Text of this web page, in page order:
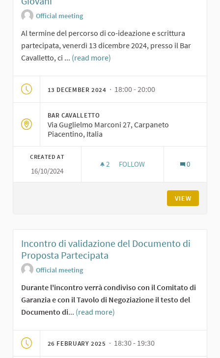
Official meeting
Al termine del percorso di co-ideazione e scrittura
partecipata, venerdì 13 dicembre 2024, presso il Bar
Cavalletto, ci ... (read more)
13 DECEMBER 2024 · 18:00 - 20:00
BAR CAVALLETTO
Via Guglielmo Marconi 27, Carpaneto
Piacentino, Italia
CREATED AT
16/10/2024
2 2 FOLLOWERS
FOLLOW 0
VIEW
Incontro di validazione del Documento di
Proposta Partecipata
Official meeting
Durante l'incontro verrà condiviso con il Comitato di
Garanzia e con il Tavolo di Negoziazione il testo del
Documento di... (read more)
26 FEBRUARY 2025 · 18:30 - 19:30